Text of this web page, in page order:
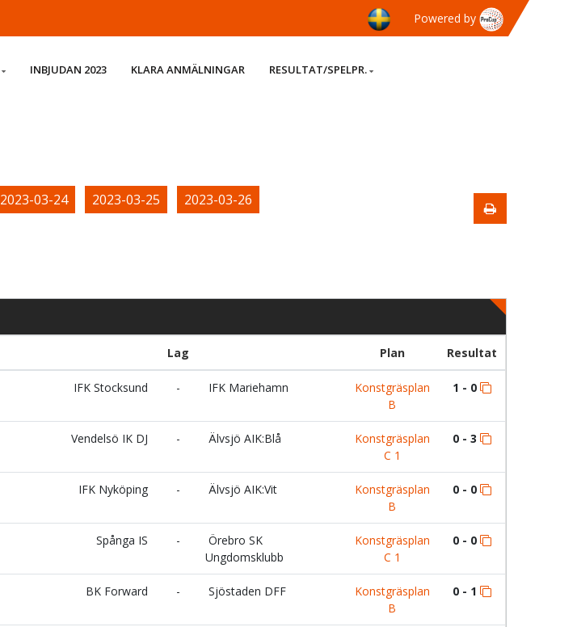
Powered by
INBJUDAN 2023 KLARA ANMÄLNINGAR RESULTAT/SPELPR.
2023-03-24 2023-03-25 2023-03-26
Lag Plan Resultat
IFK Stocksund - IFK Mariehamn
Konstgräsplan
B
1 - 0
Vendelsö IK DJ - Älvsjö AIK:Blå
Konstgräsplan
C 1
0 - 3
IFK Nyköping - Älvsjö AIK:Vit
Konstgräsplan
B
0 - 0
Spånga IS -
Örebro SK
Ungdomsklubb
Konstgräsplan
C 1
0 - 0
BK Forward - Sjöstaden DFF
Konstgräsplan
B
0 - 1